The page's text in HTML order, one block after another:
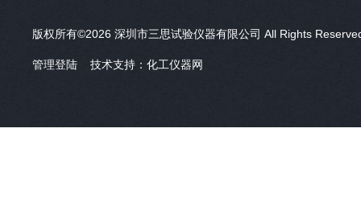
版权所有©2026 深圳市三思试验仪器有限公司 All Rights
管理登陆 技术支持： 化工仪器网